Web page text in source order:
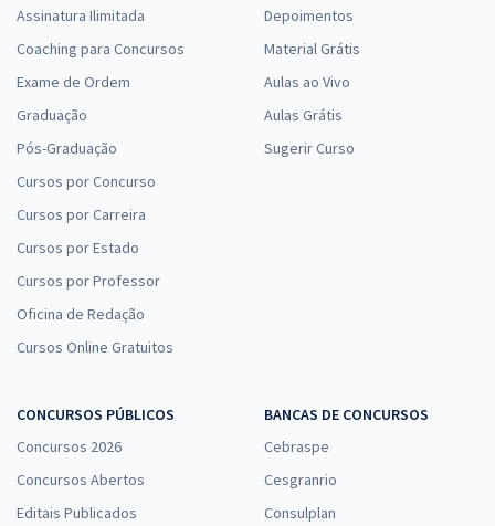
Assinatura Ilimitada
Coaching para Concursos
Exame de Ordem
Graduação
Pós-Graduação
Cursos por Concurso
Cursos por Carreira
Cursos por Estado
Cursos por Professor
Oficina de Redação
Cursos Online Gratuitos
Depoimentos
Material Grátis
Aulas ao Vivo
Aulas Grátis
Sugerir Curso
CONCURSOS PÚBLICOS
Concursos 2026
Concursos Abertos
Editais Publicados
BANCAS DE CONCURSOS
Cebraspe
Cesgranrio
Consulplan